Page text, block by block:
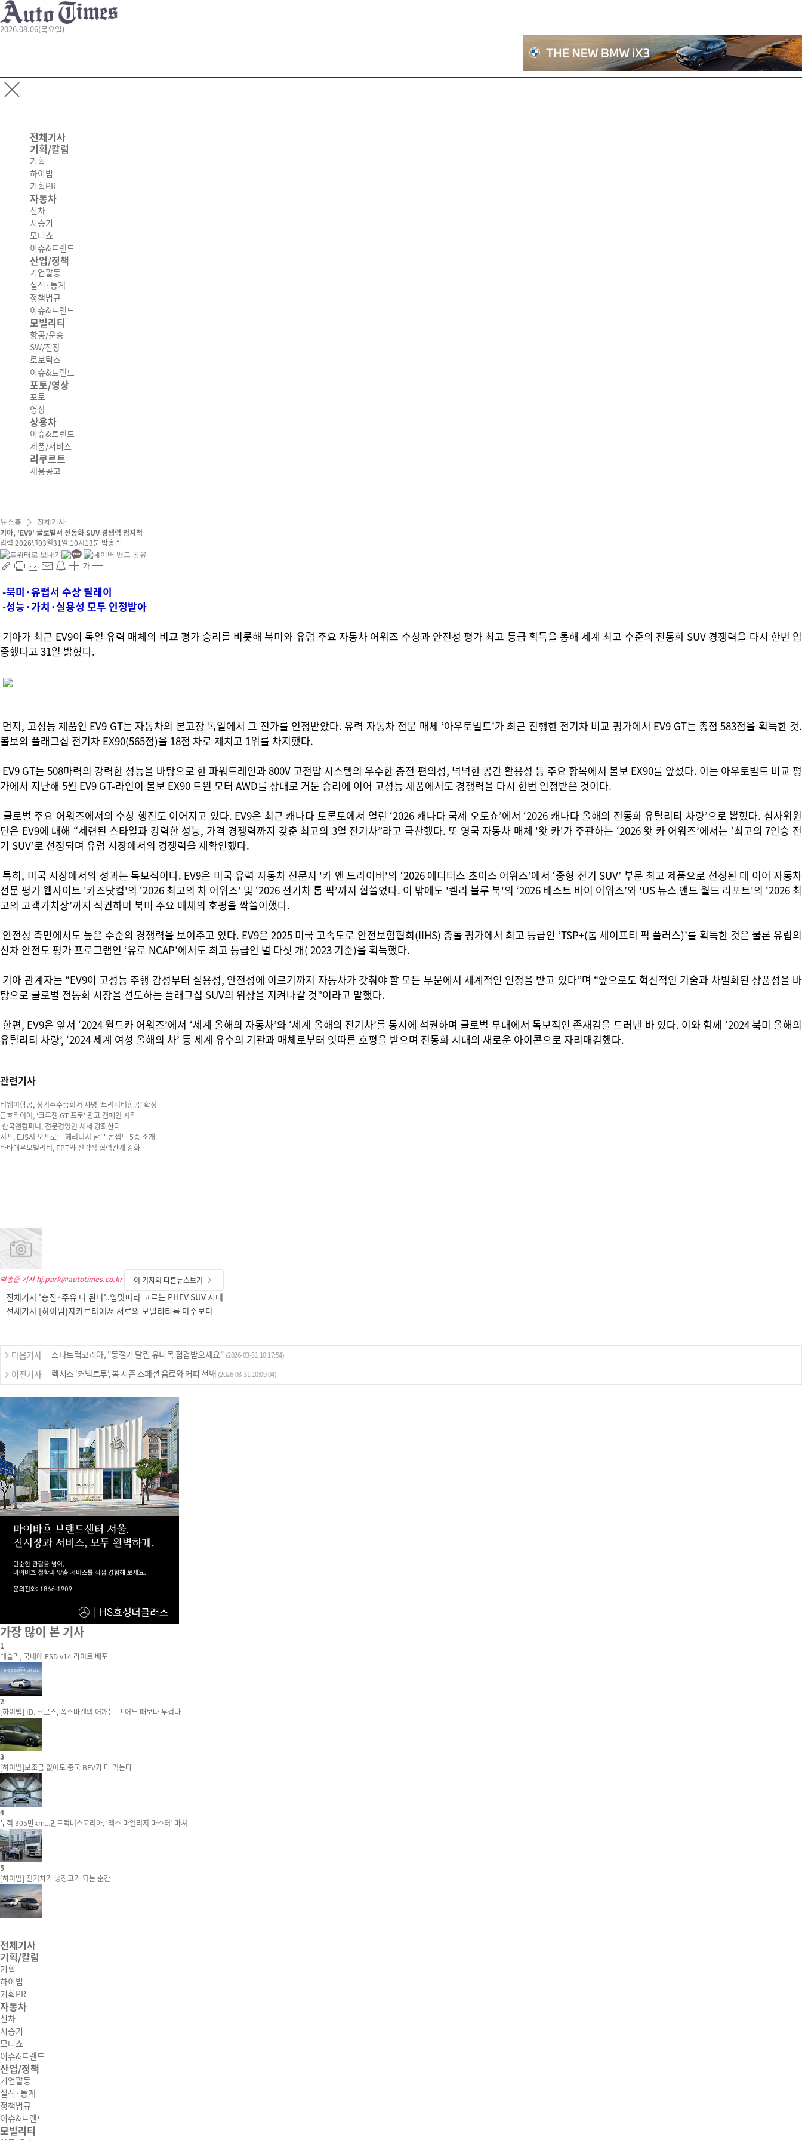
2026.08.06(목요일)
전체기사
기획/칼럼
기획
하이빔
기획PR
자동차
신차
시승기
모터쇼
이슈&트렌드
산업/정책
기업활동
실적·통계
정책법규
이슈&트렌드
모빌리티
항공/운송
SW/전장
로보틱스
이슈&트렌드
포토/영상
포토
영상
상용차
이슈&트렌드
제품/서비스
리쿠르트
채용공고
뉴스홈 전체기사
기아, 'EV9' 글로벌서 전동화 SUV 경쟁력 엄지척
입력 2026년03월31일 10시13분 박홍준
가
-북미·유럽서 수상 릴레이
-성능·가치·실용성 모두 인정받아
기아가 최근 EV9이 독일 유력 매체의 비교 평가 승리를 비롯해 북미와 유럽 주요 자동차 어워즈 수상과 안전성 평가 최고 등급 획득을 통해 세계 최고 수준의 전동화 SUV 경쟁력을 다시 한번 입
증했다고 31일 밝혔다.
먼저, 고성능 제품인 EV9 GT는 자동차의 본고장 독일에서 그 진가를 인정받았다. 유력 자동차 전문 매체 ‘아우토빌트’가 최근 진행한 전기차 비교 평가에서 EV9 GT는 총점 583점을 획득한 것.
볼보의 플래그십 전기차 EX90(565점)을 18점 차로 제치고 1위를 차지했다.
EV9 GT는 508마력의 강력한 성능을 바탕으로 한 파워트레인과 800V 고전압 시스템의 우수한 충전 편의성, 넉넉한 공간 활용성 등 주요 항목에서 볼보 EX90를 앞섰다. 이는 아우토빌트 비교 평
가에서 지난해 5월 EV9 GT-라인이 볼보 EX90 트윈 모터 AWD를 상대로 거둔 승리에 이어 고성능 제품에서도 경쟁력을 다시 한번 인정받은 것이다.
글로벌 주요 어워즈에서의 수상 행진도 이어지고 있다. EV9은 최근 캐나다 토론토에서 열린 ‘2026 캐나다 국제 오토쇼’에서 ‘2026 캐나다 올해의 전동화 유틸리티 차량’으로 뽑혔다. 심사위원
단은 EV9에 대해 “세련된 스타일과 강력한 성능, 가격 경쟁력까지 갖춘 최고의 3열 전기차”라고 극찬했다. 또 영국 자동차 매체 '왓 카'가 주관하는 ‘2026 왓 카 어워즈’에서는 ‘최고의 7인승 전
기 SUV’로 선정되며 유럽 시장에서의 경쟁력을 재확인했다.
특히, 미국 시장에서의 성과는 독보적이다. EV9은 미국 유력 자동차 전문지 '카 앤 드라이버'의 ‘2026 에디터스 초이스 어워즈’에서 ‘중형 전기 SUV’ 부문 최고 제품으로 선정된 데 이어 자동차
전문 평가 웹사이트 '카즈닷컴'의 ‘2026 최고의 차 어워즈’ 및 ‘2026 전기차 톱 픽’까지 휩쓸었다. 이 밖에도 '켈리 블루 북'의 ‘2026 베스트 바이 어워즈’와 'US 뉴스 앤드 월드 리포트'의 ‘2026 최
고의 고객가치상’까지 석권하며 북미 주요 매체의 호평을 싹쓸이했다.
안전성 측면에서도 높은 수준의 경쟁력을 보여주고 있다. EV9은 2025 미국 고속도로 안전보험협회(IIHS) 충돌 평가에서 최고 등급인 ‘TSP+(톱 세이프티 픽 플러스)’를 획득한 것은 물론 유럽의
신차 안전도 평가 프로그램인 ‘유로 NCAP’에서도 최고 등급인 별 다섯 개( 2023 기준)을 획득했다.
기아 관계자는 “EV9이 고성능 주행 감성부터 실용성, 안전성에 이르기까지 자동차가 갖춰야 할 모든 부문에서 세계적인 인정을 받고 있다”며 “앞으로도 혁신적인 기술과 차별화된 상품성을 바
탕으로 글로벌 전동화 시장을 선도하는 플래그십 SUV의 위상을 지켜나갈 것”이라고 말했다.
한편, EV9은 앞서 ‘2024 월드카 어워즈’에서 ‘세계 올해의 자동차’와 ‘세계 올해의 전기차’를 동시에 석권하며 글로벌 무대에서 독보적인 존재감을 드러낸 바 있다. 이와 함께 ‘2024 북미 올해의
유틸리티 차량’, ‘2024 세계 여성 올해의 차’ 등 세계 유수의 기관과 매체로부터 잇따른 호평을 받으며 전동화 시대의 새로운 아이콘으로 자리매김했다.
관련기사
티웨이항공, 정기주주총회서 사명 ‘트리니티항공’ 확정
금호타이어, ‘크루젠 GT 프로’ 광고 캠페인 시작
한국앤컴퍼니, 전문경영인 체제 강화한다
지프, EJS서 오프로드 헤리티지 담은 콘셉트 5종 소개
타타대우모빌리티, FPT와 전략적 협력관계 강화
박홍준 기자 hj.park@autotimes.co.kr 이 기자의 다른뉴스보기
전체기사 '충전·주유 다 된다'..입맛따라 고르는 PHEV SUV 시대
전체기사 [하이빔]자카르타에서 서로의 모빌리티를 마주보다
다음기사 스타트럭코리아, "동절기 달린 유니목 점검받으세요" (2026-03-31 10:17:54)
이전기사 렉서스 ‘커넥트투’, 봄 시즌 스페셜 음료와 커피 선봬 (2026-03-31 10:09:04)
가장 많이 본 기사
1
테슬라, 국내에 FSD v14 라이트 배포
2
[하이빔] ID. 크로스, 폭스바겐의 어깨는 그 어느 때보다 무겁다
3
[하이빔]보조금 없어도 중국 BEV가 다 먹는다
4
누적 305만km...만트럭버스코리아, ‘맥스 마일리지 마스터’ 마쳐
5
[하이빔] 전기차가 냉장고가 되는 순간
전체기사
기획/칼럼
기획
하이빔
기획PR
자동차
신차
시승기
모터쇼
이슈&트렌드
산업/정책
기업활동
실적·통계
정책법규
이슈&트렌드
모빌리티